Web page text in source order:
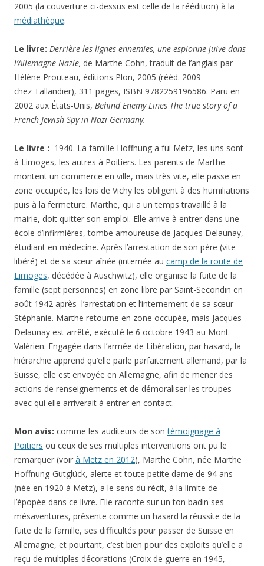
2005 (la couverture ci-dessus est celle de la réédition) à la
médiathèque.
Le livre: Derrière les lignes ennemies, une espionne juive dans
l’Allemagne Nazie, de Marthe Cohn, traduit de l’anglais par
Hélène Prouteau, éditions Plon, 2005 (rééd. 2009
chez Tallandier), 311 pages, ISBN 9782259196586. Paru en
2002 aux États-Unis, Behind Enemy Lines The true story of a
French Jewish Spy in Nazi Germany.
Le livre : 1940. La famille Hoffnung a fui Metz, les uns sont
à Limoges, les autres à Poitiers. Les parents de Marthe
montent un commerce en ville, mais très vite, elle passe en
zone occupée, les lois de Vichy les obligent à des humiliations
puis à la fermeture. Marthe, qui a un temps travaillé à la
mairie, doit quitter son emploi. Elle arrive à entrer dans une
école d’infirmières, tombe amoureuse de Jacques Delaunay,
étudiant en médecine. Après l’arrestation de son père (vite
libéré) et de sa sœur aînée (internée au camp de la route de
Limoges, décédée à Auschwitz), elle organise la fuite de la
famille (sept personnes) en zone libre par Saint-Secondin en
août 1942 après l’arrestation et l’internement de sa sœur
Stéphanie. Marthe retourne en zone occupée, mais Jacques
Delaunay est arrêté, exécuté le 6 octobre 1943 au Mont-
Valérien. Engagée dans l’armée de Libération, par hasard, la
hiérarchie apprend qu’elle parle parfaitement allemand, par la
Suisse, elle est envoyée en Allemagne, afin de mener des
actions de renseignements et de démoraliser les troupes
avec qui elle arriverait à entrer en contact.
Mon avis: comme les auditeurs de sontémoignage à
Poitiers ou ceux de ses multiples interventions ont pu le
remarquer (voir à Metz en 2012), Marthe Cohn, née Marthe
Hoffnung-Gutglück, alerte et toute petite dame de 94 ans
(née en 1920 à Metz), a le sens du récit, à la limite de
l’épopée dans ce livre. Elle raconte sur un ton badin ses
mésaventures, présente comme un hasard la réussite de la
fuite de la famille, ses difficultés pour passer de Suisse en
Allemagne, et pourtant, c’est bien pour des exploits qu’elle a
reçu de multiples décorations (Croix de guerre en 1945,